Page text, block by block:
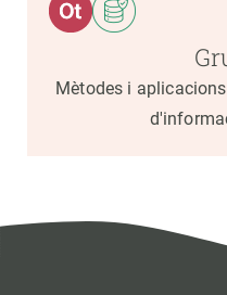
Mètodes i